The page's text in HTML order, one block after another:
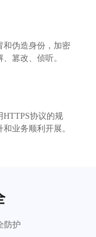
和伪造身份，加密
篡改、侦听。
HTTPS协议的规
业务顺利开展。
防护